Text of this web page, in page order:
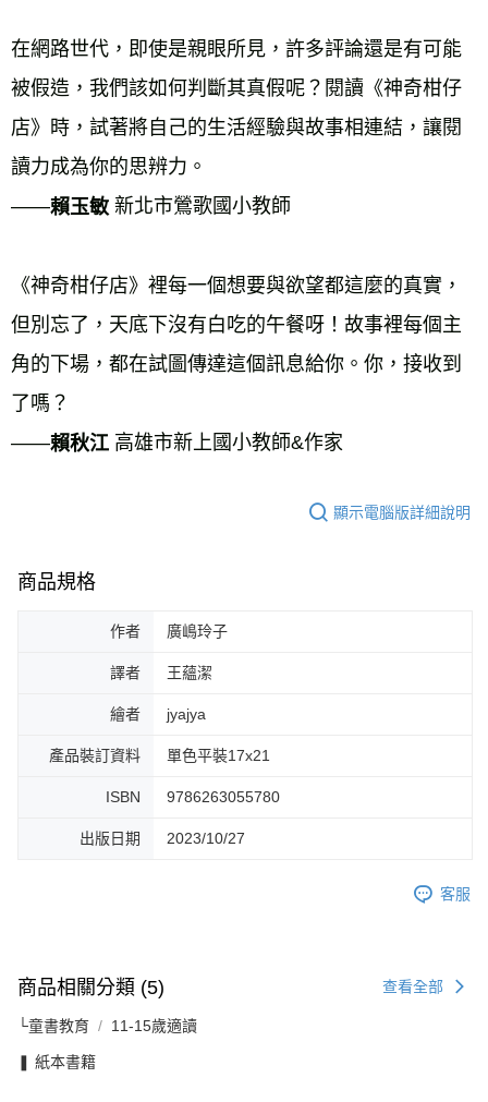
在網路世代，即使是親眼所見，許多評論還是有可能
被假造，我們該如何判斷其真假呢？閱讀《神奇柑仔
店》時，試著將自己的生活經驗與故事相連結，讓閱
讀力成為你的思辨力。
——賴玉敏 新北市鶯歌國小教師
《神奇柑仔店》裡每一個想要與欲望都這麼的真實，
但別忘了，天底下沒有白吃的午餐呀！故事裡每個主
角的下場，都在試圖傳達這個訊息給你。你，接收到
了嗎？
——賴秋江 高雄市新上國小教師&作家
顯示電腦版詳細說明
商品規格
作者 廣嶋玲子
譯者 王蘊潔
繪者 jyajya
產品裝訂資料 單色平裝17x21
ISBN 9786263055780
出版日期 2023/10/27
客服
商品相關分類 (5) 查看全部
└童書教育 11-15歲適讀
❚ 紙本書籍